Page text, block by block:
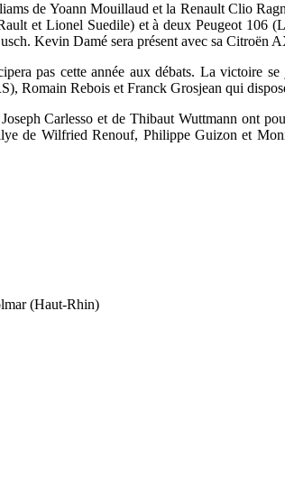
de Yoann Mouillaud et la Renault Clio
et Lionel Suedile) et à deux Peugeot 106
Kevin Damé sera présent avec sa Citroën
pas cette année aux débats. La victoire
Romain Rebois et Franck Grosjean qui
Carlesso et de Thibaut Wuttmann ont
de Wilfried Renouf, Philippe Guizon et
(Haut-Rhin)